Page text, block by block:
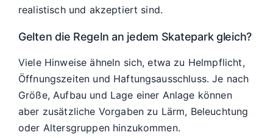
realistisch und akzeptiert sind.
Gelten die Regeln an jedem Skatepark gleich?
Viele Hinweise ähneln sich, etwa zu Helmpflicht,
Öffnungszeiten und Haftungsausschluss. Je nach
Größe, Aufbau und Lage einer Anlage können
aber zusätzliche Vorgaben zu Lärm, Beleuchtung
oder Altersgruppen hinzukommen.